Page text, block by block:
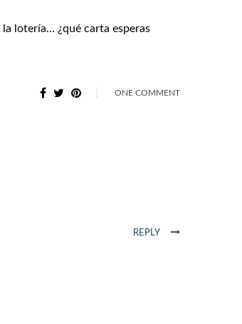
lotería… ¿qué carta esperas
ONE COMMENT
REPLY